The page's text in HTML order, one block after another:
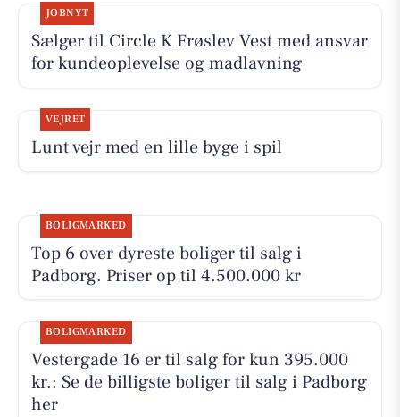
JOBNYT
Sælger til Circle K Frøslev Vest med ansvar
for kundeoplevelse og madlavning
VEJRET
Lunt vejr med en lille byge i spil
BOLIGMARKED
Top 6 over dyreste boliger til salg i
Padborg. Priser op til 4.500.000 kr
BOLIGMARKED
Vestergade 16 er til salg for kun 395.000
kr.: Se de billigste boliger til salg i Padborg
her